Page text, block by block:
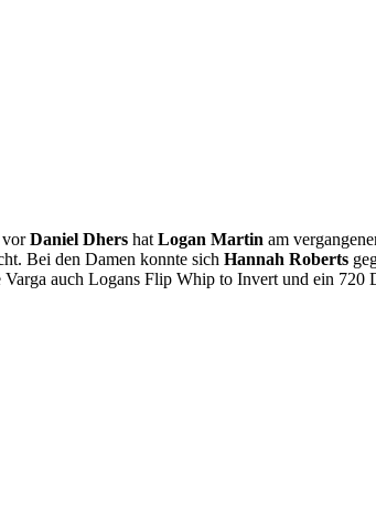
vorDaniel Dhers hat Logan Martin am
Bei den Damen konnte sich Hannah Roberts
auch Logans Flip Whip to Invert und ein